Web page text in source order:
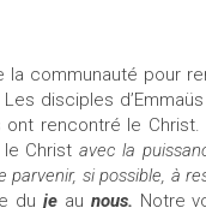
communauté pour
Les disciples
rencontré le
Christ avec la
si possible, à
du je au nous. Notre